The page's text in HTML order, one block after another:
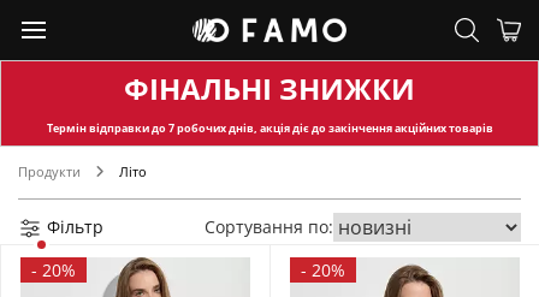
ФІНАЛЬНІ ЗНИЖКИ
Термін відправкидо 7 робочих днів, акція діє до закінчення акційних товарів
Продукти Літо
Фільтр
Сортування по:
- 20% - 20%